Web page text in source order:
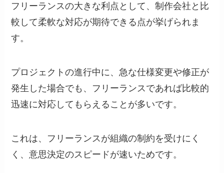
フリーランスの大きな利点として、制作会社と比
較して柔軟な対応が期待できる点が挙げられま
す。
プロジェクトの進行中に、急な仕様変更や修正が
発生した場合でも、フリーランスであれば比較的
迅速に対応してもらえることが多いです。
これは、フリーランスが組織の制約を受けにく
く、意思決定のスピードが速いためです。